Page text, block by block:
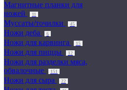
Магнитные планки для
ножей
11
Муссаты/точилки 45
Ножи деба 6
Ножи для карвинга 15
Ножи для пиццы 12
Ножи для разделки мяса,
обвалочные
151
Ножи для сыра 22